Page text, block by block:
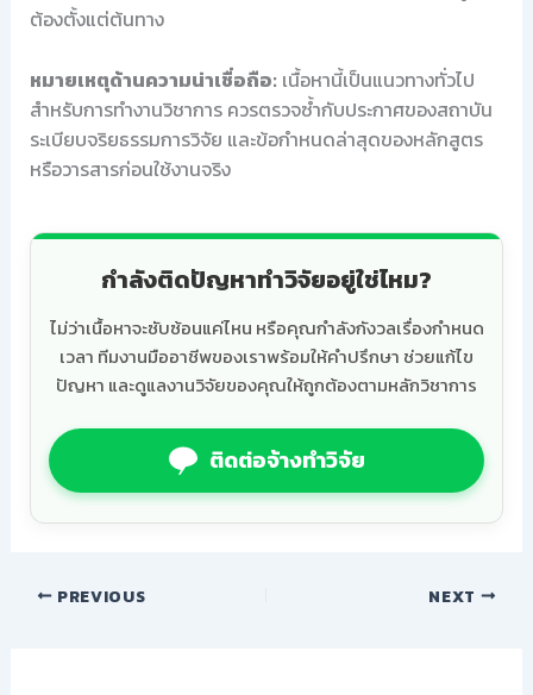
ต้องตั้งแต่ต้นทาง
หมายเหตุด้านความน่าเชื่อถือ: เนื้อหานี้เป็นแนวทางทั่วไป
สำหรับการทำงานวิชาการ ควรตรวจซ้ำกับประกาศของสถาบัน
ระเบียบจริยธรรมการวิจัย และข้อกำหนดล่าสุดของหลักสูตร
หรือวารสารก่อนใช้งานจริง
กำลังติดปัญหาทำวิจัยอยู่ใช่ไหม?
ไม่ว่าเนื้อหาจะซับซ้อนแค่ไหน หรือคุณกำลังกังวลเรื่องกำหนด
เวลา ทีมงานมืออาชีพของเราพร้อมให้คำปรึกษา ช่วยแก้ไข
ปัญหา และดูแลงานวิจัยของคุณให้ถูกต้องตามหลักวิชาการ
ติดต่อจ้างทำวิจัย
PREVIOUS NEXT